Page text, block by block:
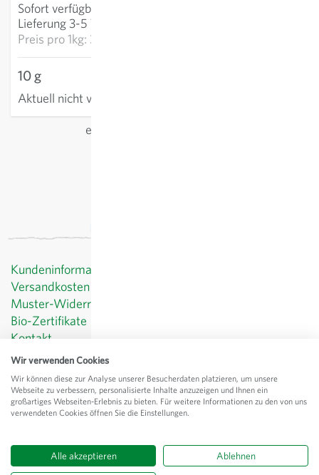
Sofort verfügbar
Lieferung 3-5 Tage
Preis pro1kg: 3.354,90 €
10 g
Aktuell nicht verfügbar
exkl.
Kundeninformationen
Versandkosten
Muster-Widerrufsformular
Bio-Zertifikate
Kontakt
Datenschutz
AGB
Impressum
© Sativa Biosaatgut GmbH
D-79798 Jestetten
Wir verwenden Cookies
Wir können diese zur Analyse unserer Besucherdaten platzieren, um unsere
Webseite zu verbessern, personalisierte Inhalte anzuzeigen und Ihnen ein
großartiges Webseiten-Erlebnis zu bieten. Für weitere Informationen zu den von uns
verwendeten Cookies öffnen Sie die Einstellungen.
Alle akzeptieren Ablehnen